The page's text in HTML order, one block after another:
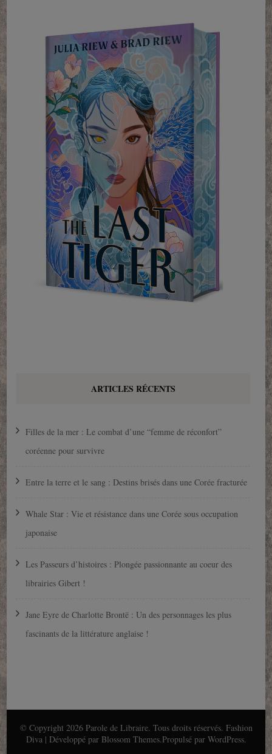
ARTICLES RÉCENTS
Filles de la mer : Le combat d’une “femme de réconfort”
coréenne pour survivre
Entre la terre et le sang : Destins brisés dans une Corée fracturée
Whale Star : Vie et résistance dans une Corée sous occupation
japonaise
Les Passeurs d’histoires : Plongée passionnante au coeur des
librairies Gibert !
Jane Eyre de Charlotte Brontë : Un des personnages les plus
fascinants de la littérature anglaise !
© Copyright 2026 Parole de Libraire. Tous droits réservés. Fashion
Diva | Développé par Blossom Themes.Propulsé par WordPress.